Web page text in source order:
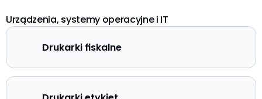
Urządzenia, systemy operacyjne i IT
Drukarki fiskalne